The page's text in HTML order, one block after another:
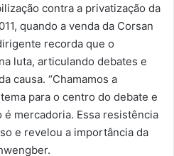
contra a privatização da
quando a venda da Corsan
recorda que o
luta, articulando debates e
causa. “Chamamos a
para o centro do debate e
é mercadoria. Essa resistência
e revelou a importância da